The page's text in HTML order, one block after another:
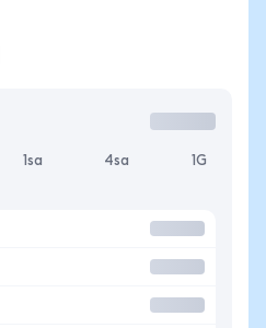
1sa 4sa 1G